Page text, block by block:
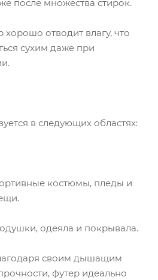
после множества стирок.
хорошо отводит влагу, что
сухим даже при
в следующих областях:
костюмы, пледы и
одеяла и покрывала.
своим дышащим
футер идеально